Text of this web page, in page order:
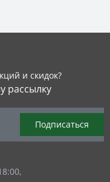
и скидок?
рассылку
Подписаться